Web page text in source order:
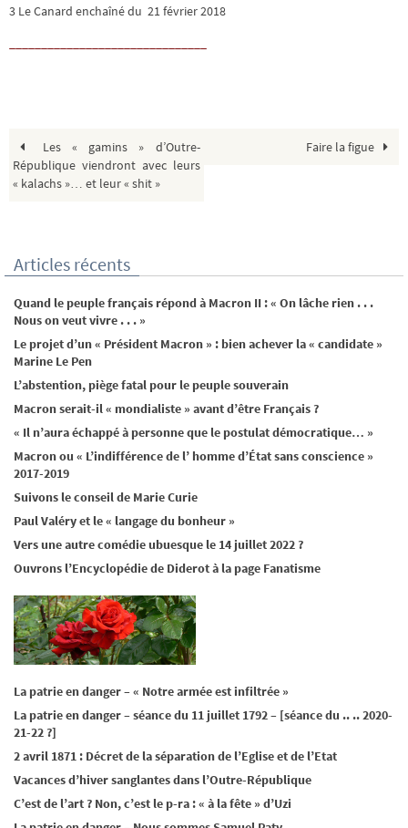
3 Le Canard enchaîné du 21 février 2018
Les « gamins » d’Outre-
République viendront avec leurs
« kalachs »… et leur « shit »
Faire la figue
Articles récents
Quand le peuple français répond à Macron II : « On lâche rien . . .
Nous on veut vivre . . . »
Le projet d’un « Président Macron » : bien achever la « candidate »
Marine Le Pen
L’abstention, piège fatal pour le peuple souverain
Macron serait-il « mondialiste » avant d’être Français ?
« Il n’aura échappé à personne que le postulat démocratique… »
Macron ou « L’indifférence de l’ homme d’État sans conscience »
2017-2019
Suivons le conseil de Marie Curie
Paul Valéry et le « langage du bonheur »
Vers une autre comédie ubuesque le 14 juillet 2022 ?
Ouvrons l’Encyclopédie de Diderot à la page Fanatisme
La patrie en danger – « Notre armée est infiltrée »
La patrie en danger – séance du 11 juillet 1792 – [séance du .. .. 2020-
21-22 ?]
2 avril 1871 : Décret de la séparation de l’Eglise et de l’Etat
Vacances d’hiver sanglantes dans l’Outre-République
C’est de l’art ? Non, c’est le p-ra : « à la fête » d’Uzi